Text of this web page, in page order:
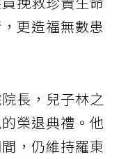
更造福無數患
長，兒子林之
榮退典禮。他
，仍維持羅東